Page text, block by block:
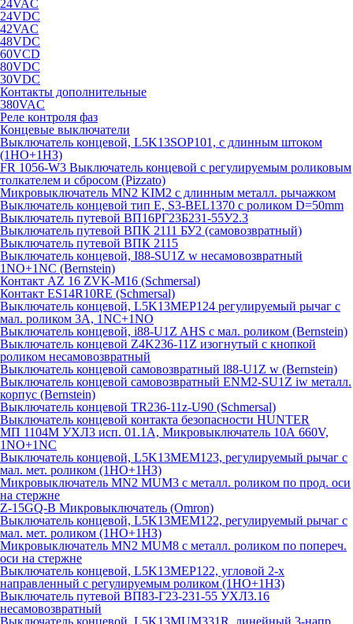
24VAC
24VDC
42VAC
48VDC
60VCD
80VDC
30VDC
Контакты дополнительные
380VAC
Реле контроля фаз
Концевые выключатели
Выключатель концевой, L5K13SOP101, с длинным штоком
(1НО+1НЗ)
FR 1056-W3 Выключатель концевой с регулируемым роликовым
толкателем и сбросом (Pizzato)
Микровыключатель MN2 KIM2 с длинным металл. рычажком
Выключатель концевой тип Е, S3-BEL1370 с роликом D=50mm
Выключатель путевой ВП16РГ23Б231-55У2.3
Выключатель путевой ВПК 2111 БУ2 (самовозвратный)
Выключатель путевой ВПК 2115
Выключатель концевой, I88-SU1Z w несамовозвратный
1NO+1NC (Bernstein)
Контакт AZ 16 ZVK-M16 (Schmersal)
Контакт ES14R10RE (Schmersal)
Выключатель концевой, L5K13MEP124 регулируемый рычаг с
мал. роликом 3А, 1NC+1NO
Выключатель концевой, i88-U1Z AHS с мал. роликом (Bernstein)
Выключатель концевой Z4K236-11Z изогнутый с кнопкой
роликом несамовозвратный
Выключатель концевой самовозвратный l88-U1Z w (Bernstein)
Выключатель концевой самовозвратный ENM2-SU1Z iw металл.
корпус (Bernstein)
Выключатель концевой TR236-11z-U90 (Schmersal)
Выключатель концевой контакта безопасности HUNTER
МП 1104М УХЛ3 исп. 01.1А, Микровыключатель 10А 660V,
1NO+1NC
Выключатель концевой, L5K13MEM123, регулируемый рычаг с
мал. мет. роликом (1НО+1НЗ)
Микровыключатель MN2 MUM3 с металл. роликом по прод. оси
на стержне
Z-15GQ-B Микровыключатель (Omron)
Выключатель концевой, L5K13MEM122, регулируемый рычаг с
мал. мет. роликом (1НО+1НЗ)
Микровыключатель MN2 MUM8 с металл. роликом по попереч.
оси на стержне
Выключатель концевой, L5K13MEP122, угловой 2-х
направленный с регулируемым роликом (1НО+1НЗ)
Выключатель путевой ВП83-Г23-231-55 УХЛ3.16
несамовозвратный
Выключатель концевой, L5K13MUM331R, линейный 3-напр.